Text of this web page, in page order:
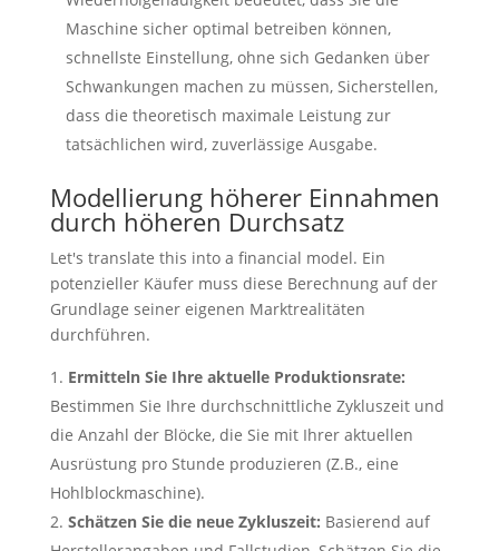
Maschine sicher optimal betreiben können,
schnellste Einstellung, ohne sich Gedanken über
Schwankungen machen zu müssen, Sicherstellen,
dass die theoretisch maximale Leistung zur
tatsächlichen wird, zuverlässige Ausgabe.
Modellierung höherer Einnahmen
durch höheren Durchsatz
Let's translate this into a financial model. Ein
potenzieller Käufer muss diese Berechnung auf der
Grundlage seiner eigenen Marktrealitäten
durchführen.
Ermitteln Sie Ihre aktuelle Produktionsrate:
Bestimmen Sie Ihre durchschnittliche Zykluszeit und
die Anzahl der Blöcke, die Sie mit Ihrer aktuellen
Ausrüstung pro Stunde produzieren (Z.B., eine
Hohlblockmaschine).
Schätzen Sie die neue Zykluszeit: Basierend auf